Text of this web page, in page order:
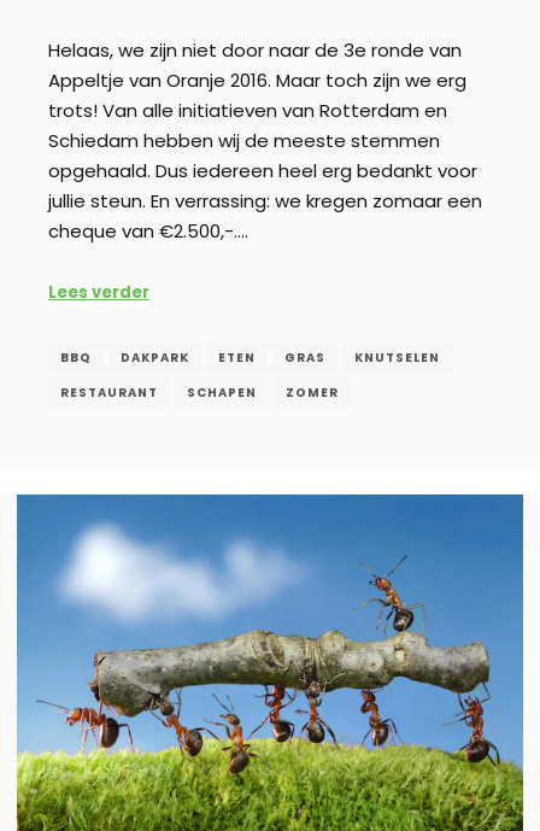
Helaas, we zijn niet door naar de 3e ronde van
Appeltje van Oranje 2016. Maar toch zijn we erg
trots! Van alle initiatieven van Rotterdam en
Schiedam hebben wij de meeste stemmen
opgehaald. Dus iedereen heel erg bedankt voor
jullie steun. En verrassing: we kregen zomaar een
cheque van €2.500,-.…
Lees verder
BBQ DAKPARK ETEN GRAS
KNUTSELEN
RESTAURANT
SCHAPEN ZOMER